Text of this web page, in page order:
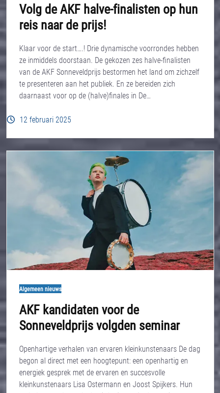
Volg de AKF halve-finalisten op hun
reis naar de prijs!
Klaar voor de start….! Drie dynamische voorrondes hebben
ze inmiddels doorstaan. De gekozen zes halve-finalisten
van de AKF Sonneveldprijs bestormen het land om zichzelf
te presenteren aan het publiek. En ze bereiden zich
daarnaast voor op de (halve)finales in De…
12 februari 2025
Algemeen nieuws
AKF kandidaten voor de
Sonneveldprijs volgden seminar
Openhartige verhalen van ervaren kleinkunstenaars De dag
begon al direct met een hoogtepunt: een openhartig en
energiek gesprek met de ervaren en succesvolle
kleinkunstenaars Lisa Ostermann en Joost Spijkers. Hun